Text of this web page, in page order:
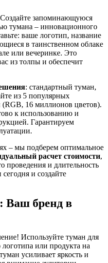
Создайте запоминающуюся
тумана – инновационного
ваше логотип, название
в таинственном облаке
или вечеринке. Это
из толпы и обеспечит
: стандартный туман,
из 5 популярных
(RGB, 16 миллионов цветов).
к использованию и
Гарантируем
– мы подберем оптимальное
расчет стоимости,
проведения и длительность
и создайте
Ваш бренд в
Используйте туман для
или продукта на
усиливает яркость и